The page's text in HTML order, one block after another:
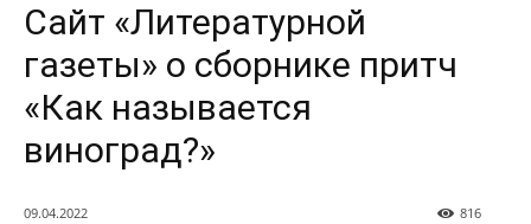
Сайт «Литературной
газеты» о сборнике притч
«Как называется
виноград?»
09.04.2022 816